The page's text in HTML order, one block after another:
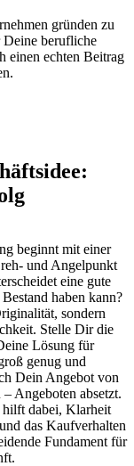
gründen zu
berufliche
einen echten Beitrag
beginnt mit einer
und Angelpunkt
eine gute
haben kann?
sondern
Stelle Dir die
Lösung für
genug und
Dein Angebot von
Angeboten absetzt.
hilft dabei, Klarheit
das Kaufverhalten
Fundament für